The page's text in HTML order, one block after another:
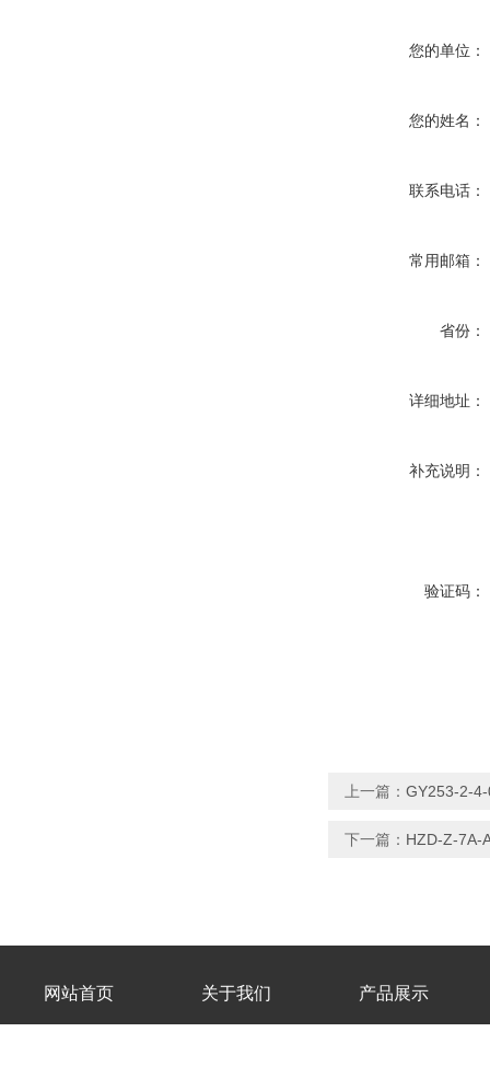
您的单位：
您的姓名：
联系电话：
常用邮箱：
省份：
详细地址：
补充说明：
验证码：
上一篇： GY253-2-
下一篇： HZD-Z-7A-
网站首页 关于我们 产品展示